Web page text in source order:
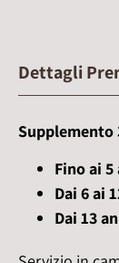
Dettagli
Supplemento
Fino ai
Dai 6 ai
Dai 13